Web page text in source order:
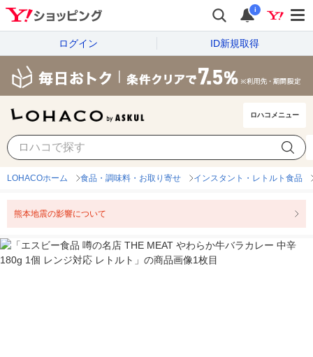
i
ログイン ID新規取得
ロハコメニュー
LOHACOホーム 食品・調味料・お取り寄せ インスタント・レトルト食品
熊本地震の影響について